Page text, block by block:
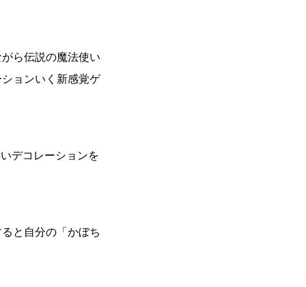
ら伝説の魔法使い
ョンいく新感覚ゲ
デコレーションを
と自分の「かぼち